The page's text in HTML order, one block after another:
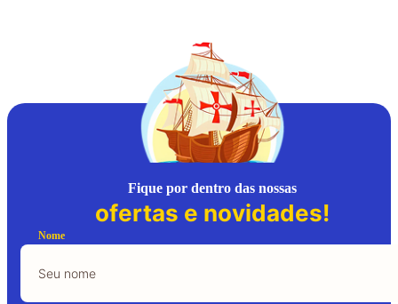
Fique por dentro das nossas
ofertas e novidades!
Nome